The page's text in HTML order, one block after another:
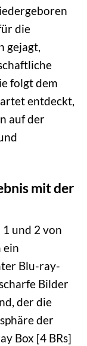
die
gejagt,
folgt dem
entdeckt,
auf der
mit der
1 und 2 von
ein
Blu-ray-
Bilder
der die
der
Box [4 BRs]